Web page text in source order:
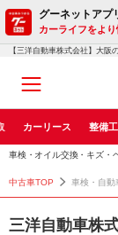
グーネットアプ
カーライフをより
カーリース 整備
車検・オイル交換・キズ・
中古車TOP 車検・自動
三洋自動車株